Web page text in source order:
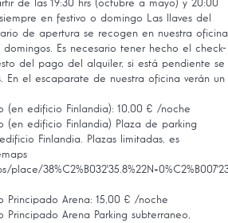
de las 19:30 hrs (octubre a mayo) y 20:00
en festivo o domingo Las llaves del
de apertura se recogen en nuestra oficina
Es necesario tener hecho el check-
del pago del alquiler, si está pendiente se
En el escaparate de nuestra oficina verán un
(en edificio Finlandia): 10,00 € /noche
(en edificio Finlandia) Plaza de parking
Finlandia. Plazas limitadas, es
Principado Arena: 15,00 € /noche
Principado Arena Parking subterraneo,